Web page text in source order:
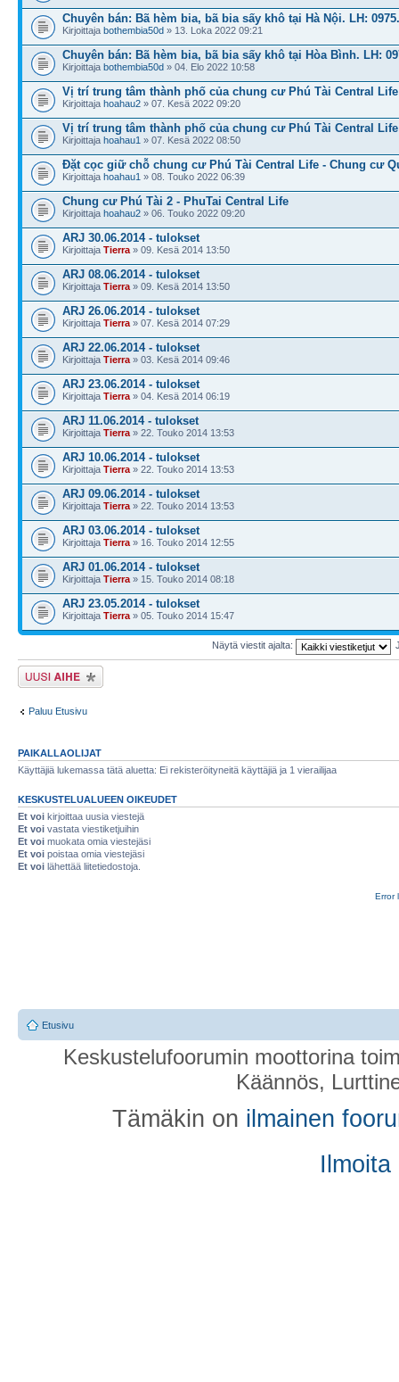
Chuyên bán: Bã hèm bia, bã bia sấy khô tại Hà Nội. LH: 0975.
Kirjoittaja bothembia50d » 13. Loka 2022 09:21
Chuyên bán: Bã hèm bia, bã bia sấy khô tại Hòa Bình. LH:
Kirjoittaja bothembia50d » 04. Elo 2022 10:58
Vị trí trung tâm thành phố của chung cư Phú Tài Central Life
Kirjoittaja hoahau2 » 07. Kesä 2022 09:20
Vị trí trung tâm thành phố của chung cư Phú Tài Central Life
Kirjoittaja hoahau1 » 07. Kesä 2022 08:50
Đặt cọc giữ chỗ chung cư Phú Tài Central Life - Chung cư
Kirjoittaja hoahau1 » 08. Touko 2022 06:39
Chung cư Phú Tài 2 - PhuTai Central Life
Kirjoittaja hoahau2 » 06. Touko 2022 09:20
ARJ 30.06.2014 - tulokset
Kirjoittaja Tierra » 09. Kesä 2014 13:50
ARJ 08.06.2014 - tulokset
Kirjoittaja Tierra » 09. Kesä 2014 13:50
ARJ 26.06.2014 - tulokset
Kirjoittaja Tierra » 07. Kesä 2014 07:29
ARJ 22.06.2014 - tulokset
Kirjoittaja Tierra » 03. Kesä 2014 09:46
ARJ 23.06.2014 - tulokset
Kirjoittaja Tierra » 04. Kesä 2014 06:19
ARJ 11.06.2014 - tulokset
Kirjoittaja Tierra » 22. Touko 2014 13:53
ARJ 10.06.2014 - tulokset
Kirjoittaja Tierra » 22. Touko 2014 13:53
ARJ 09.06.2014 - tulokset
Kirjoittaja Tierra » 22. Touko 2014 13:53
ARJ 03.06.2014 - tulokset
Kirjoittaja Tierra » 16. Touko 2014 12:55
ARJ 01.06.2014 - tulokset
Kirjoittaja Tierra » 15. Touko 2014 08:18
ARJ 23.05.2014 - tulokset
Kirjoittaja Tierra » 05. Touko 2014 15:47
Näytä viestit ajalta:
Lähetä uusi viesti
Paluu Etusivu
PAIKALLAOLIJAT
Käyttäjiä lukemassa tätä aluetta: Ei rekisteröityneitä käyttäjiä ja 1 vierailijaa
KESKUSTELUALUEEN OIKEUDET
Et voi kirjoittaa uusia viestejä
Et voi vastata viestiketjuihin
Et voi muokata omia viestejäsi
Et voi poistaa omia viestejäsi
Et voi lähettää liitetiedostoja.
Error
Etusivu
Keskustelufoorumin moottorina
Käännös,
Tämäkin on ilmainen